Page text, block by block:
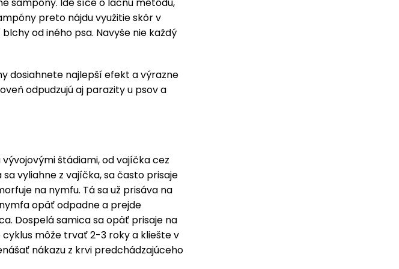
šampóny. Ide síce o lacnú metódu,
preto nájdu využitie skôr v
od iného psa. Navyše nie každý
dosiahnete najlepší efekt a výrazne
odpudzujú aj parazity u psov a
štádiami, od vajíčka cez
vyliahne z vajíčka, sa často prisaje
na nymfu. Tá sa už prisáva na
opäť odpadne a prejde
Dospelá samica sa opäť prisaje na
môže trvať 2-3 roky a kliešte v
nákazu z krvi predchádzajúceho